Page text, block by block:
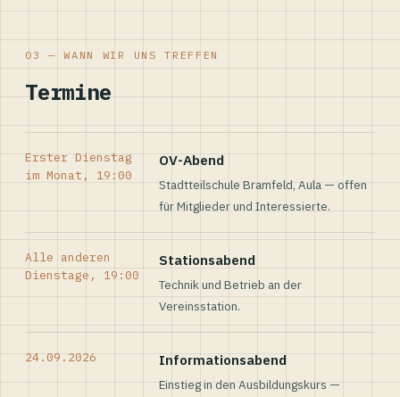
03 — WANN WIR UNS TREFFEN
Termine
Erster Dienstag
im Monat, 19:00
OV-Abend
Stadtteilschule Bramfeld, Aula — offen
für Mitglieder und Interessierte.
Alle anderen
Dienstage, 19:00
Stationsabend
Technik und Betrieb an der
Vereinsstation.
24.09.2026 Informationsabend
Einstieg in den Ausbildungskurs —